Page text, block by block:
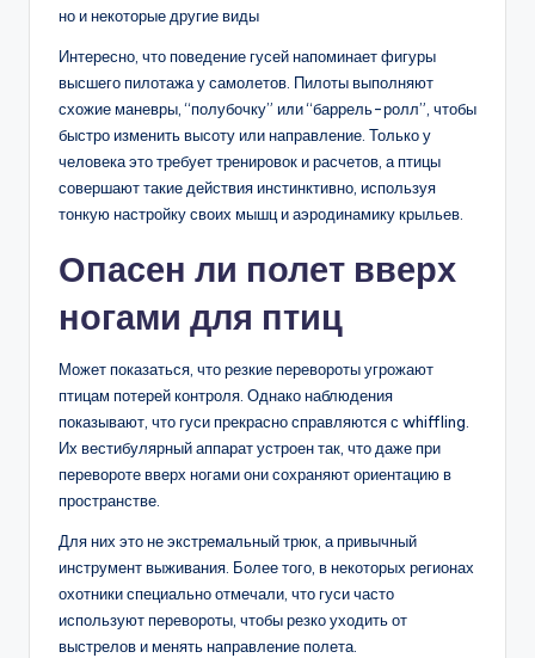
но и некоторые другие виды
Интересно, что поведение гусей напоминает фигуры
высшего пилотажа у самолетов. Пилоты выполняют
схожие маневры, “полубочку” или “баррель-ролл”, чтобы
быстро изменить высоту или направление. Только у
человека это требует тренировок и расчетов, а птицы
совершают такие действия инстинктивно, используя
тонкую настройку своих мышц и аэродинамику крыльев.
Опасен ли полет вверх
ногами для птиц
Может показаться, что резкие перевороты угрожают
птицам потерей контроля. Однако наблюдения
показывают, что гуси прекрасно справляются с whiffling.
Их вестибулярный аппарат устроен так, что даже при
перевороте вверх ногами они сохраняют ориентацию в
пространстве.
Для них это не экстремальный трюк, а привычный
инструмент выживания. Более того, в некоторых регионах
охотники специально отмечали, что гуси часто
используют перевороты, чтобы резко уходить от
выстрелов и менять направление полета.